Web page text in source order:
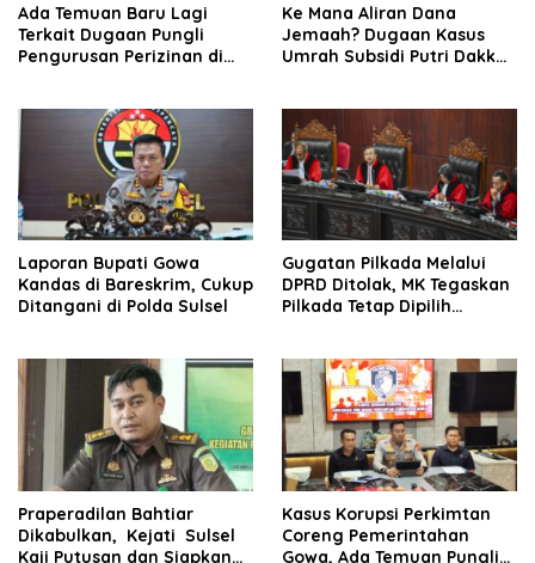
Ada Temuan Baru Lagi
Terkait Dugaan Pungli
Pengurusan Perizinan di
Ke Mana Aliran Dana
Jemaah? Dugaan Kasus
Umrah Subsidi Putri Dakka
Laporan Bupati Gowa
Kandas di Bareskrim, Cukup
Ditangani di Polda Sulsel
Gugatan Pilkada Melalui
DPRD Ditolak, MK Tegaskan
Pilkada Tetap Dipilih
Praperadilan Bahtiar
Dikabulkan, Kejati Sulsel
Kaji Putusan dan Siapkan
Kasus Korupsi Perkimtan
Coreng Pemerintahan
Gowa, Ada Temuan Pungli